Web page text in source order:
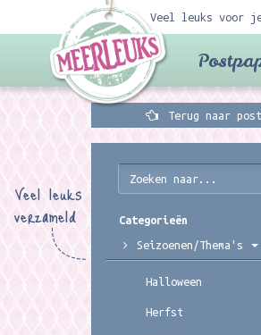
Veel leuks voor
Terug naar
Veel leuks
verzameld
Categorieën
Seizoenen/Thema's
Halloween
Herfst